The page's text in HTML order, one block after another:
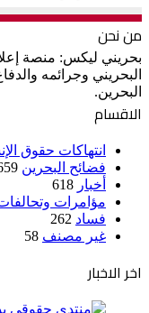
من نحن
بحريني ليكس: منصة
البحريني وجرائمه
البحرين.
الاقسام
انتهاكات حقوق
فضائح البحرين
أخبار 618
مؤامرات
فساد 262
غير مصنف 58
اخر الاخبار